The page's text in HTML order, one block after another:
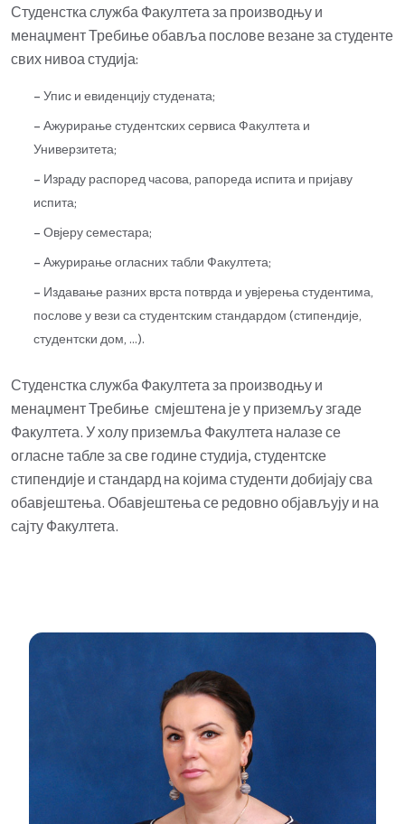
Студенстка служба Факултета за производњу и
менаџмент Требиње обавља послове везане за студенте
свих нивоа студија:
– Упис и евиденцију студената;
– Ажурирање студентских сервиса Факултета и
Универзитета;
– Израду распоред часова, рапореда испита и пријаву
испита;
– Овјеру семестара;
– Ажурирање огласних табли Факултета;
– Издавање разних врста потврда и увјерења студентима,
послове у вези са студентским стандардом (стипендије,
студентски дом, …).
Студенстка служба Факултета за производњу и
менаџмент Требиње смјештена је у приземљу згаде
Факултета. У холу приземља Факултета налазе се
огласне табле за све године студија, студентске
стипендије и стандард на којима студенти добијају сва
обавјештења. Обавјештења се редовно објављују и на
сајту Факултета.